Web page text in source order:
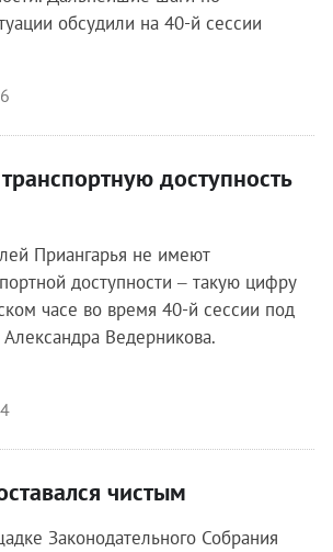
обсудили на 40-й сессии
доступность
Приангарья не имеют
доступности – такую цифру
часе во время 40-й сессии под
Ведерникова.
чистым
Законодательного Собрания